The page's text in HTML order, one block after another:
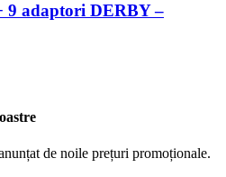
9 adaptori DERBY –
de noile prețuri promoționale.